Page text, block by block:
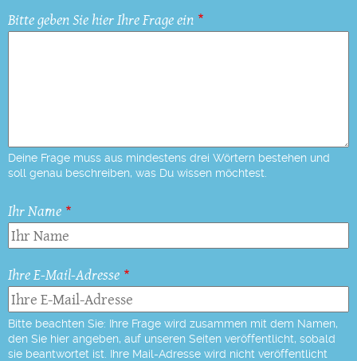
Bitte geben Sie hier Ihre Frage ein
Deine Frage muss aus mindestens drei Wörtern bestehen und
soll genau beschreiben, was Du wissen möchtest.
Ihr Name
Ihre E-Mail-Adresse
Bitte beachten Sie: Ihre Frage wird zusammen mit dem Namen,
den Sie hier angeben, auf unseren Seiten veröffentlicht, sobald
sie beantwortet ist. Ihre Mail-Adresse wird nicht veröffentlicht